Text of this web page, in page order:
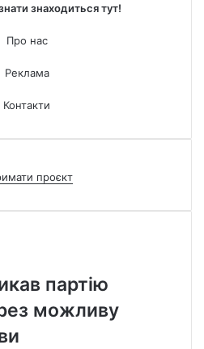
знаходиться тут!
Про нас
Реклама
Контакти
проєкт
партію
можливу